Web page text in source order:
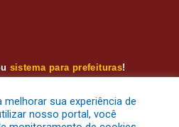
sistema para prefeituras!
completa, onde garantimos em
sua experiência de
nosso portal, você